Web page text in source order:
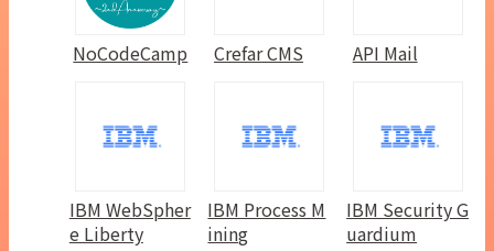
NoCodeCamp Crefar CMS API Mail
IBM WebSpher
e Liberty
IBM Process M
ining
IBM Security G
uardium